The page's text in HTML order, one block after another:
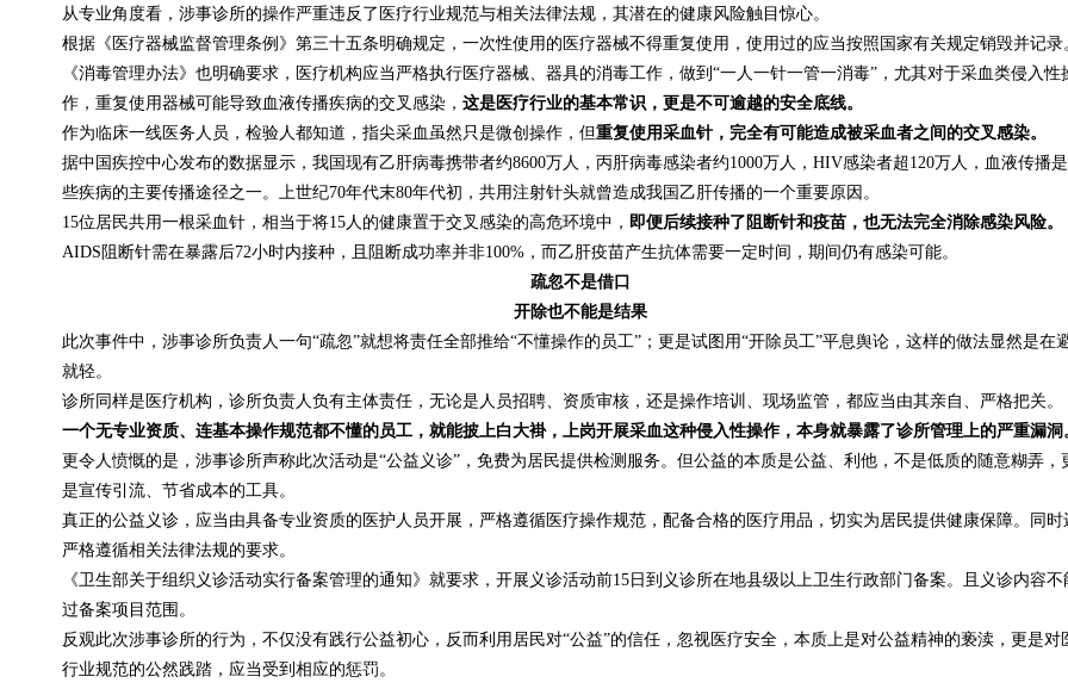
从专业角度看，涉事诊所的操作严重违反了医疗行业规范与相关法律法规，其潜在的健康风险触目惊心。
根据《医疗器械监督管理条例》第三十五条明确规定，一次性使用的医疗器械不得重复使用，使用过的应当按照国家有关规定销毁并记录
《消毒管理办法》也明确要求，医疗机构应当严格执行医疗器械、器具的消毒工作，做到“一人一针一管一消毒”，尤其对于采血类侵入性
作，重复使用器械可能导致血液传播疾病的交叉感染， 这是医疗行业的基本常识，更是不可逾越的安全底线。
作为临床一线医务人员，检验人都知道，指尖采血虽然只是微创操作，但重复使用采血针，完全有可能造成被采血者之间的交叉感染。
据中国疾控中心发布的数据显示，我国现有乙肝病毒携带者约8600万人，丙肝病毒感染者约1000万人，HIV感染者超120万人，血液传播
些疾病的主要传播途径之一。上世纪70年代末80年代初，共用注射针头就曾造成我国乙肝传播的一个重要原因。
15位居民共用一根采血针，相当于将15人的健康置于交叉感染的高危环境中， 即便后续接种了阻断针和疫苗，也无法完全消除感染风险。
AIDS阻断针需在暴露后72小时内接种，且阻断成功率并非100%，而乙肝疫苗产生抗体需要一定时间，期间仍有感染可能。
疏忽不是借口
开除也不能是结果
此次事件中，涉事诊所负责人一句“疏忽”就想将责任全部推给“不懂操作的员工”；更是试图用“开除员工”平息舆论，这样的做法显然是在
就轻。
诊所同样是医疗机构，诊所负责人负有主体责任，无论是人员招聘、资质审核，还是操作培训、现场监管，都应当由其亲自、严格把关。
一个无专业资质、连基本操作规范都不懂的员工，就能披上白大褂，上岗开展采血这种侵入性操作，本身就暴露了诊所管理上的严重漏洞
更令人愤慨的是，涉事诊所声称此次活动是“公益义诊”，免费为居民提供检测服务。但公益的本质是公益、利他，不是低质的随意糊弄，
是宣传引流、节省成本的工具。
真正的公益义诊，应当由具备专业资质的医护人员开展，严格遵循医疗操作规范，配备合格的医疗用品，切实为居民提供健康保障。同时
严格遵循相关法律法规的要求。
《卫生部关于组织义诊活动实行备案管理的通知》就要求，开展义诊活动前15日到义诊所在地县级以上卫生行政部门备案。且义诊内容不
过备案项目范围。
反观此次涉事诊所的行为，不仅没有践行公益初心，反而利用居民对“公益”的信任，忽视医疗安全，本质上是对公益精神的亵渎，更是对
行业规范的公然践踏，应当受到相应的惩罚。